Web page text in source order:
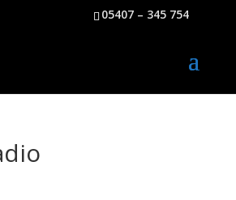
05407 – 345 754